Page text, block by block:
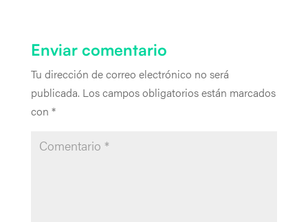
Enviar comentario
Tu dirección de correo electrónico no será
publicada. Los campos obligatorios están marcados
con *